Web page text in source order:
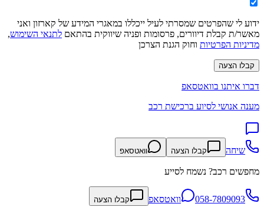
ידוע לי שהפרטים שמסרתי לעיל ייכללו במאגרי המידע של קארזון ואני
מאשר/ת קבלת דיוורים, פרסומות ופניה שיווקית בהתאם לתנאי השימוש,
מדיניות הפרטיות וחוק הגנת הצרכן
קבלו הצעה
דברו איתנו בוואטסאפ
מענה אנושי לסיוע ברכישת רכב
שיחה קבלו הצעה וואטסאפ
מחפשים רכב? נשמח לסייע
058-7809093 וואטסאפ קבלו הצעה